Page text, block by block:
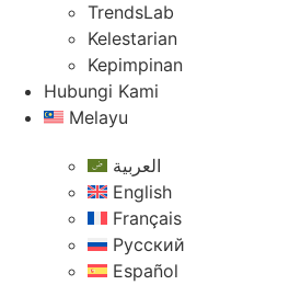
TrendsLab
Kelestarian
Kepimpinan
Hubungi Kami
Melayu
العربية
English
Français
Русский
Español